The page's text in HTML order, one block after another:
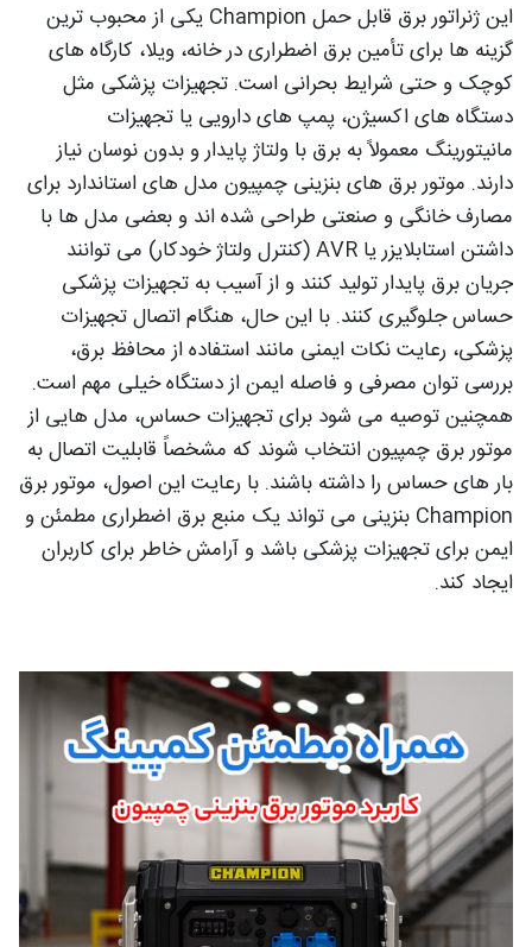
این ژنراتور برق قابل حمل Champion یکی از محبوب ترین
گزینه ها برای تأمین برق اضطراری در خانه، ویلا، کارگاه های
کوچک و حتی شرایط بحرانی است. تجهیزات پزشکی مثل
دستگاه های اکسیژن، پمپ های دارویی یا تجهیزات
مانیتورینگ معمولاً به برق با ولتاژ پایدار و بدون نوسان نیاز
دارند. موتور برق های بنزینی چمپیون مدل های استاندارد برای
مصارف خانگی و صنعتی طراحی شده اند و بعضی مدل ها با
داشتن استابلایزر یا AVR (کنترل ولتاژ خودکار) می توانند
جریان برق پایدار تولید کنند و از آسیب به تجهیزات پزشکی
حساس جلوگیری کنند. با این حال، هنگام اتصال تجهیزات
پزشکی، رعایت نکات ایمنی مانند استفاده از محافظ برق،
بررسی توان مصرفی و فاصله ایمن از دستگاه خیلی مهم است.
همچنین توصیه می شود برای تجهیزات حساس، مدل هایی از
موتور برق چمپیون انتخاب شوند که مشخصاً قابلیت اتصال به
بار های حساس را داشته باشند. با رعایت این اصول، موتور برق
Champion بنزینی می تواند یک منبع برق اضطراری مطمئن و
ایمن برای تجهیزات پزشکی باشد و آرامش خاطر برای کاربران
ایجاد کند.